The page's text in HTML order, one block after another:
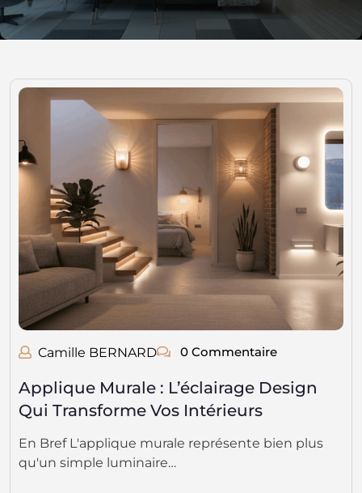
Camille BERNARD 0 Commentaire
Applique Murale : L’éclairage Design
Qui Transforme Vos Intérieurs
En Bref L'applique murale représente bien plus
qu'un simple luminaire…